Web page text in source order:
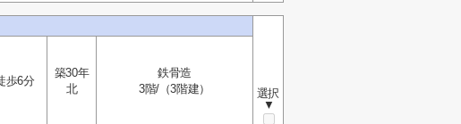
選択
▼
歩6分
築30年
北
鉄骨造
3階/（3階建）